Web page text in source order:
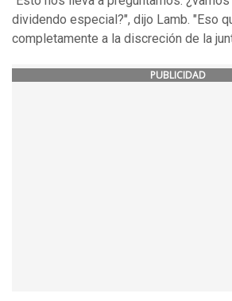
dividendo especial?", dijo Lamb. "Eso
completamente a la discreción de la
PUBLICIDAD